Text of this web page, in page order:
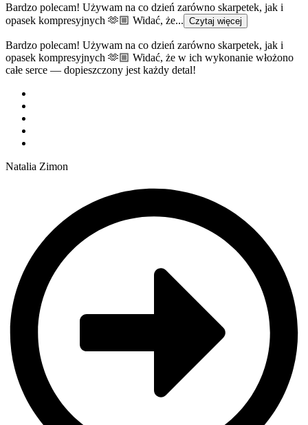
Bardzo polecam! Używam na co dzień zarówno skarpetek, jak i
opasek kompresyjnych 🫶🏼 Widać, że... Czytaj więcej
Bardzo polecam! Używam na co dzień zarówno skarpetek, jak i
opasek kompresyjnych 🫶🏼 Widać, że w ich wykonanie włożono
całe serce — dopieszczony jest każdy detal!
Natalia Zimon